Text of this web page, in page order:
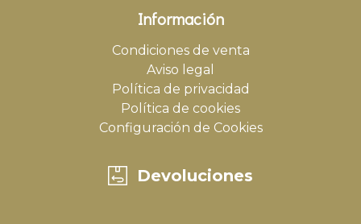
Información
Condiciones de venta
Aviso legal
Política de privacidad
Política de cookies
Configuración de Cookies
Devoluciones